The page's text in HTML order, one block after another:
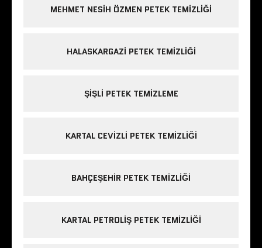
MEHMET NESIH ÖZMEN PETEK TEMIZLIĞI
HALASKARGAZI PETEK TEMIZLIĞI
ŞIŞLI PETEK TEMIZLEME
KARTAL CEVIZLI PETEK TEMIZLIĞI
BAHÇEŞEHIR PETEK TEMIZLIĞI
KARTAL PETROLIŞ PETEK TEMIZLIĞI